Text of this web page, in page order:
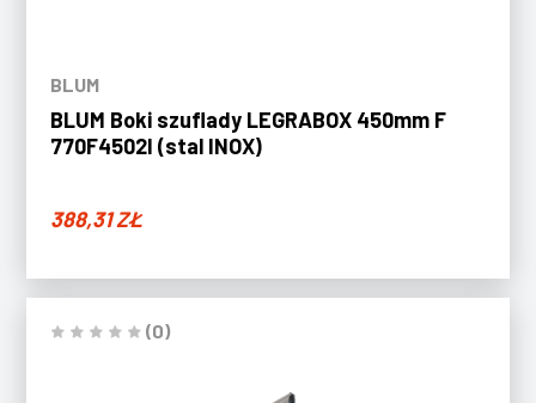
BLUM
BLUM Boki szuflady LEGRABOX 450mm F
770F4502I (stal INOX)
388,31ZŁ
(0)